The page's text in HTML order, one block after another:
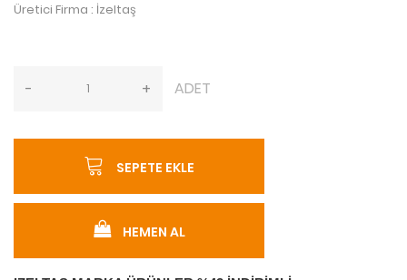
Üretici Firma : İzeltaş
- + ADET
SEPETE EKLE
HEMEN AL